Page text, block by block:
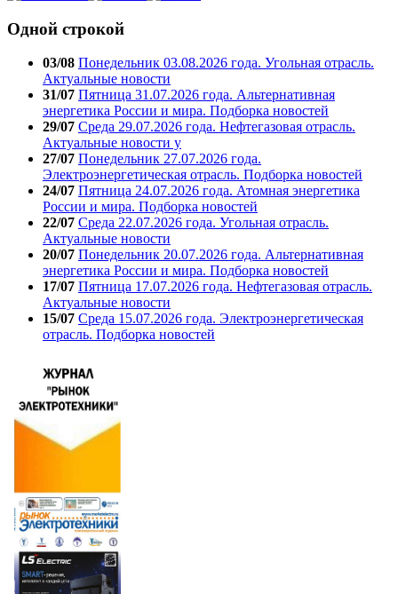
Одной строкой
03/08 Понедельник 03.08.2026 года. Угольная отрасль.
Актуальные новости
31/07 Пятница 31.07.2026 года. Альтернативная
энергетика России и мира. Подборка новостей
29/07 Среда 29.07.2026 года. Нефтегазовая отрасль.
Актуальные новости у
27/07 Понедельник 27.07.2026 года.
Электроэнергетическая отрасль. Подборка новостей
24/07 Пятница 24.07.2026 года. Атомная энергетика
России и мира. Подборка новостей
22/07 Среда 22.07.2026 года. Угольная отрасль.
Актуальные новости
20/07 Понедельник 20.07.2026 года. Альтернативная
энергетика России и мира. Подборка новостей
17/07 Пятница 17.07.2026 года. Нефтегазовая отрасль.
Актуальные новости
15/07 Среда 15.07.2026 года. Электроэнергетическая
отрасль. Подборка новостей